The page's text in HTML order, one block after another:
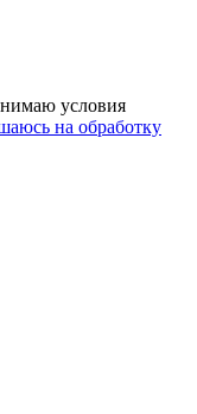
условия
на обработку